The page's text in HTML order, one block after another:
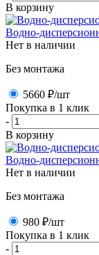
В корзину
Водно-
Нет в наличии
Без монтажа
5660 ₽/шт
Покупка в 1 клик
-
В корзину
Водно-
Нет в наличии
Без монтажа
980 ₽/шт
Покупка в 1 клик
-